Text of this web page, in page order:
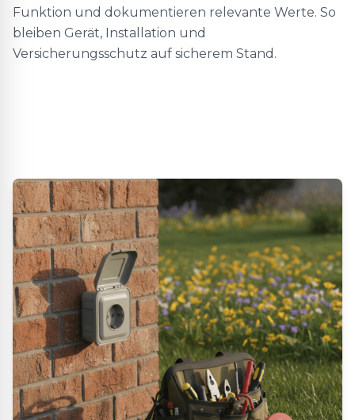
Funktion und dokumentieren relevante Werte. So
bleiben Gerät, Installation und
Versicherungsschutz auf sicherem Stand.